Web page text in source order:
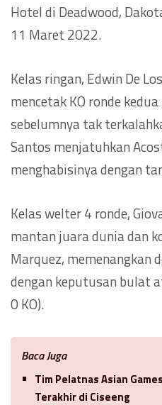
Hotel di Deadwood,
11 Maret 2022.
Kelas ringan, Edwin De
mencetak KO ronde
sebelumnya tak
Santos menjatuhkan
menghabisinya dengan
Kelas welter 4 ronde,
mantan juara dunia dan
Marquez, memenangkan
dengan keputusan bulat
0 KO).
Baca Juga
Tim Pelatnas Asian
Terakhir di Ciseeng